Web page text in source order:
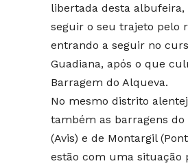
libertada desta albufeira,
seguir o seu trajeto pelo
entrando a seguir no
Guadiana, após o que
Barragem do Alqueva.
No mesmo distrito
também as barragens do
(Avis) e de Montargil
estão com uma situação